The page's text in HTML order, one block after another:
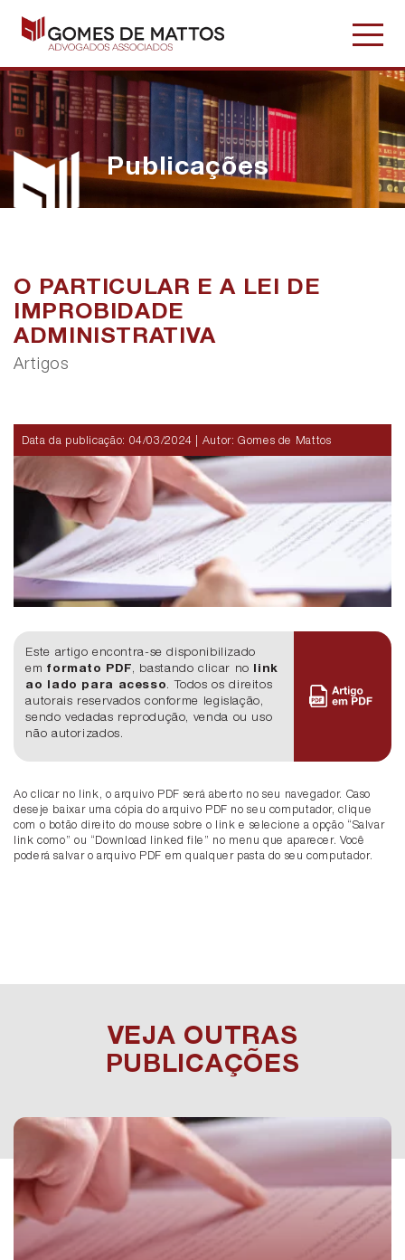
Publicações
O PARTICULAR E A LEI DE
IMPROBIDADE
ADMINISTRATIVA
Artigos
Data da publicação: 04/03/2024 | Autor: Gomes de Mattos
Este artigo encontra-se disponibilizado
emformato PDF, bastando clicar no link
ao lado para acesso. Todos os direitos
autorais reservados conforme legislação,
sendo vedadas reprodução, venda ou uso
não autorizados.
Ao clicar no link, o arquivo PDF será aberto no seu navegador. Caso
deseje baixar uma cópia do arquivo PDF no seu computador, clique
com o botão direito do mouse sobre o link e selecione a opção “Salvar
link como” ou “Download linked file” no menu que aparecer. Você
poderá salvar o arquivo PDF em qualquer pasta do seu computador.
VEJA OUTRAS
PUBLICAÇÕES